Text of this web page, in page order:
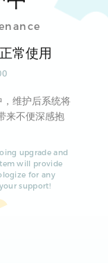
常使用
维护后系统将
来不便深感抱
upgrade and
will provide
for any
support!